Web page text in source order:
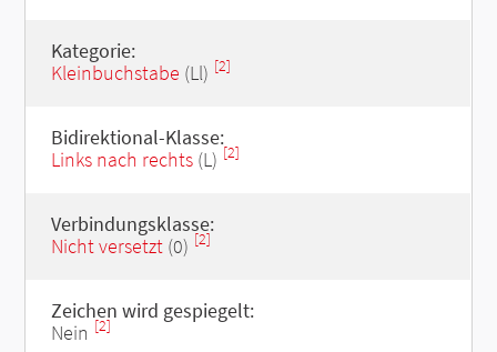
Kategorie:
Kleinbuchstabe (Ll) [2]
Bidirektional-Klasse:
Links nach rechts(L) [2]
Verbindungsklasse:
Nicht versetzt(0) [2]
Zeichen wird gespiegelt:
Nein [2]